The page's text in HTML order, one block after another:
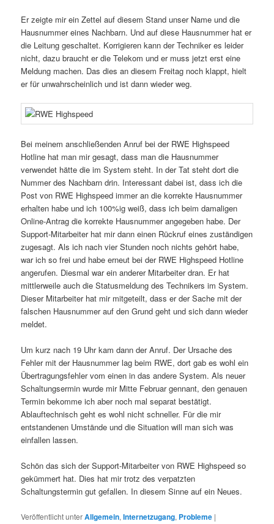
Er zeigte mir ein Zettel auf diesem Stand unser Name und die
Hausnummer eines Nachbarn. Und auf diese Hausnummer hat er
die Leitung geschaltet. Korrigieren kann der Techniker es leider
nicht, dazu braucht er die Telekom und er muss jetzt erst eine
Meldung machen. Das dies an diesem Freitag noch klappt, hielt
er für unwahrscheinlich und ist dann wieder weg.
Bei meinem anschließenden Anruf bei der RWE Highspeed
Hotline hat man mir gesagt, dass man die Hausnummer
verwendet hätte die im System steht. In der Tat steht dort die
Nummer des Nachbarn drin. Interessant dabei ist, dass ich die
Post von RWE Highspeed immer an die korrekte Hausnummer
erhalten habe und ich 100%ig weiß, dass ich beim damaligen
Online-Antrag die korrekte Hausnummer angegeben habe. Der
Support-Mitarbeiter hat mir dann einen Rückruf eines zuständigen
zugesagt. Als ich nach vier Stunden noch nichts gehört habe,
war ich so frei und habe erneut bei der RWE Highspeed Hotline
angerufen. Diesmal war ein anderer Mitarbeiter dran. Er hat
mittlerweile auch die Statusmeldung des Technikers im System.
Dieser Mitarbeiter hat mir mitgeteilt, dass er der Sache mit der
falschen Hausnummer auf den Grund geht und sich dann wieder
meldet.
Um kurz nach 19 Uhr kam dann der Anruf. Der Ursache des
Fehler mit der Hausnummer lag beim RWE, dort gab es wohl ein
Übertragungsfehler vom einen in das andere System. Als neuer
Schaltungsermin wurde mir Mitte Februar gennant, den genauen
Termin bekomme ich aber noch mal separat bestätigt.
Ablauftechnisch geht es wohl nicht schneller. Für die mir
entstandenen Umstände und die Situation will man sich was
einfallen lassen.
Schön das sich der Support-Mitarbeiter von RWE Highspeed so
gekümmert hat. Dies hat mir trotz des verpatzten
Schaltungstermin gut gefallen. In diesem Sinne auf ein Neues.
Veröffentlicht unterAllgemein,Internetzugang, Probleme |